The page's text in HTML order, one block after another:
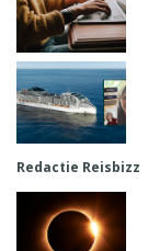
Redactie Reisbizz